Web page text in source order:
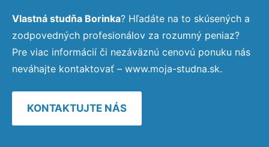
Vlastná studňa Borinka? Hľadáte na to skúsených a
zodpovedných profesionálov za rozumný peniaz?
Pre viac informácií či nezáväznú cenovú ponuku nás
neváhajte kontaktovať – www.moja-studna.sk.
KONTAKTUJTE NÁS